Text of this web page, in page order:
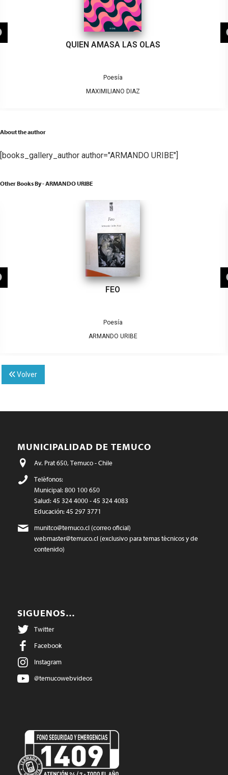
QUIEN AMASA LAS OLAS
Poesía
MAXIMILIANO DIAZ
About the author
[books_gallery_author author="ARMANDO URIBE"]
Other Books By - ARMANDO URIBE
FEO
Poesía
ARMANDO URIBE
Volver
MUNICIPALIDAD DE TEMUCO
Av. Prat 650, Temuco - Chile
Teléfonos:
Municipal: 800 100 650
Salud: 45 324 4000 - 45 324 4083
Educación: 45 297 3771
munitco@temuco.cl(correo oficial)
webmaster@temuco.cl(exclusivo para temas técnicos y de
contenido)
SIGUENOS…
Twitter
Facebook
Instagram
@temucowebvideos